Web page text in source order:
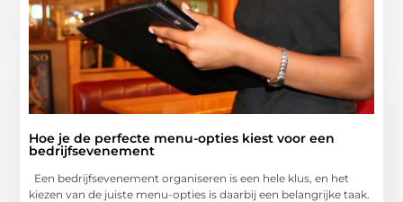
Hoe je de perfecte menu-opties kiest voor een
bedrijfsevenement
Een bedrijfsevenement organiseren is een hele klus, en het
kiezen van de juiste menu-opties is daarbij een belangrijke taak.